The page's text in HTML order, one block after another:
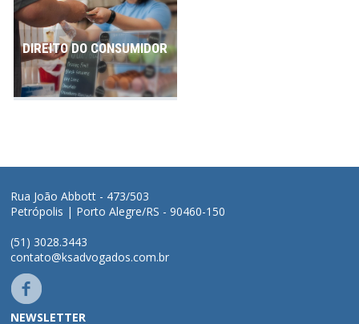
DIREITO DO CONSUMIDOR
Rua João Abbott - 473/503
Petrópolis | Porto Alegre/RS - 90460-150
(51) 3028.3443
contato@ksadvogados.com.br
NEWSLETTER